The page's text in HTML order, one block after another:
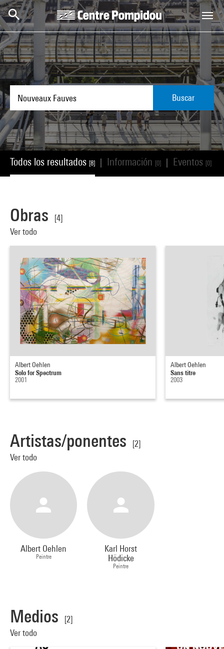
Skip to main content
Centre Pompidou
Buscar
Todos los resultados [8] Información [0] Eventos [0]
Obras
[4]
Ver todo
Albert Oehlen
Solo for Spectrum
2001
Albert Oehlen
Sans titre
2003
Artistas/ponentes
[2]
Ver todo
Albert Oehlen
Peintre
Karl Horst
Hödicke
Peintre
Medios
[2]
Ver todo